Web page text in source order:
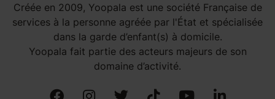
Créée en 2009, Yoopala est une société Française de
services à la personne agréée par l'État et spécialisée
dans la garde d’enfant(s) à domicile.
Yoopala fait partie des acteurs majeurs de son
domaine d’activité.